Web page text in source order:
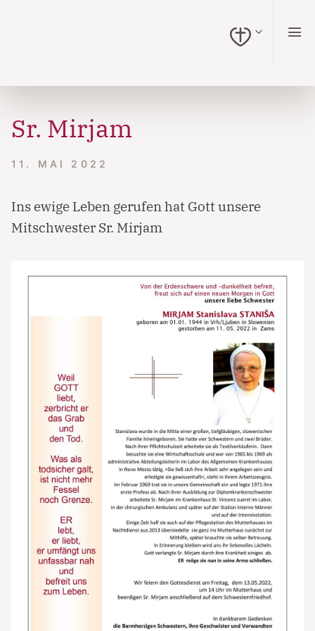
Sr. Mirjam
11. MAI 2022
Ins ewige Leben gerufen hat Gott unsere
Mitschwester Sr. Mirjam
Notfall
Lorem ipsum dolor sit amet, consectetur
adipisicing elit, sed do eiusmod tempor incididunt